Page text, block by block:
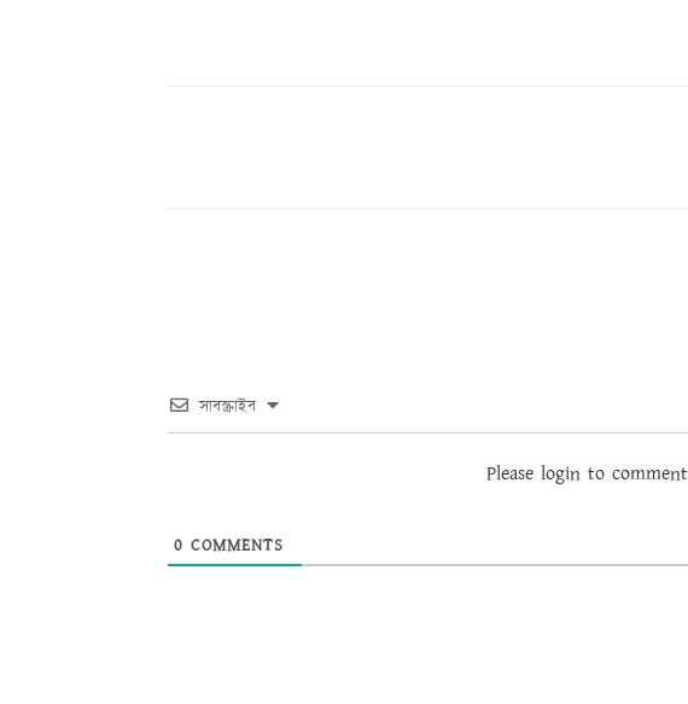
সাবস্ক্রাইব
Please login to comment
0 COMMENTS